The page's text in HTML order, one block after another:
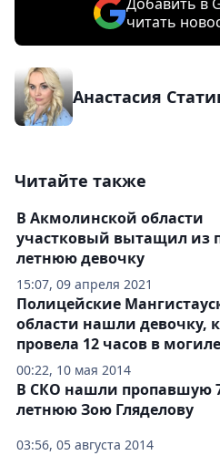
читать
Анастасия
Читайте также
15:07, 09 апреля 2021
В Акмолинской области
участковый вытащил из
летнюю девочку
00:22, 10 мая 2014
Полицейские
области нашли девочку,
провела 12 часов в могиле
03:56, 05 августа 2014
В СКО нашли пропавшую
летнюю Зою Гляделову